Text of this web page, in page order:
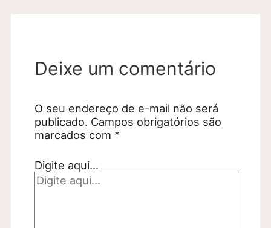
Deixe um comentário
O seu endereço de e-mail não será
publicado. Campos obrigatórios são
marcados com *
Digite aqui...